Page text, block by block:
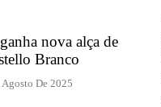
nova alça de
Branco
Agosto De 2025